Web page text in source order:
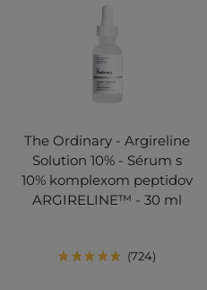
The Ordinary - Argireline
Solution 10% - Sérum s
10% komplexom peptidov
ARGIRELINE™ - 30 ml
724